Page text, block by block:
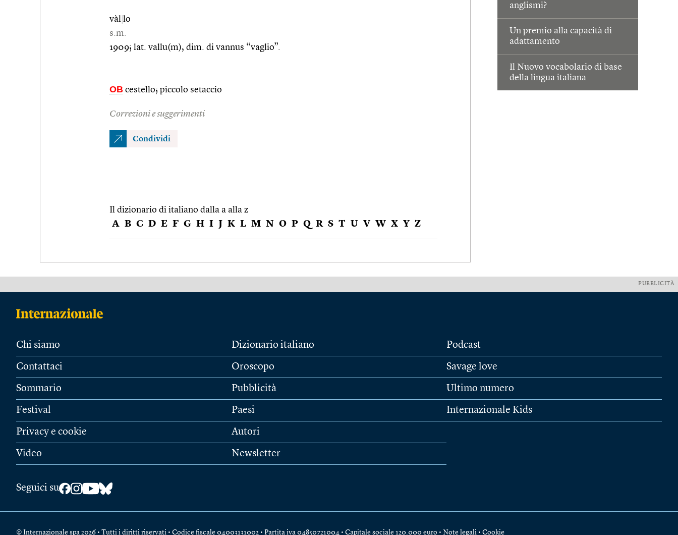
anglismi?
Un premio alla capacità di
adattamento
Il Nuovo vocabolario di base
della lingua italiana
vàl lo
s.m.
1909; lat. vallu(m), dim. di vannus “vaglio”.
OB cestello; piccolo setaccio
Correzioni e suggerimenti
Condividi
Il dizionario di italiano dalla a alla z
A B C D E F G H I J K L M N O P Q R S T U V W X Y Z
PUBBLICITÀ
Chi siamo
Contattaci
Sommario
Festival
Privacy e cookie
Video
Dizionario italiano
Oroscopo
Pubblicità
Paesi
Autori
Newsletter
Podcast
Savage love
Ultimo numero
Internazionale Kids
Seguici su
© Internazionale spa 2026 • Tutti i diritti riservati • Codice fiscale 04003131002 • Partita iva 04850721004 • Capitale sociale 120.000 euro • Note legali • Cookie